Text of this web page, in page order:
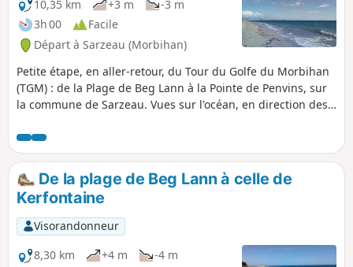
majoritairement vaseux sur le parcours,
mais présente quelques petites plages.
En hiver, de nombreux oiseaux à
observer ! De novembre à avril, après
les pluies, de nombreuses parties du
sentier sont très boueuses,
particulièrement entre la pointe de
10,35 km
+3 m
-3 m
3h 00
Facile
Départ à Sarzeau (Morbihan)
Petite étape, en aller-retour, du Tour du Golfe du Morbihan
(TGM) : de la Plage de Beg Lann à la Pointe de Penvins, sur
la commune de Sarzeau. Vues sur l'océan, en direction des
Suscinio. Il s'agit, en fait, d'une seule plage avec différentes
sections (Beg Lan, Suscinio, Landrezac et Penvins).
Baignades possibles si la météo le permet ! La randonnée
peut osciller à votre convenance sur la plage et sur le
sentier derrière la dune, avec vues sur les marais.
De la plage de Beg Lann à celle de
Kerfontaine
Visorandonneur
8,30 km
+4 m
-4 m